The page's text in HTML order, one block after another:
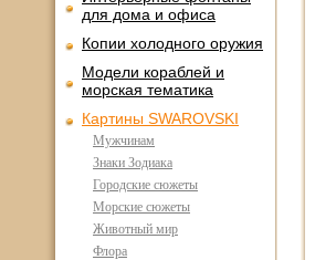
для дома и офиса
Копии холодного оружия
Модели кораблей и
морская тематика
Картины SWAROVSKI
Мужчинам
Знаки Зодиака
Городские сюжеты
Морские сюжеты
Животный мир
Флора